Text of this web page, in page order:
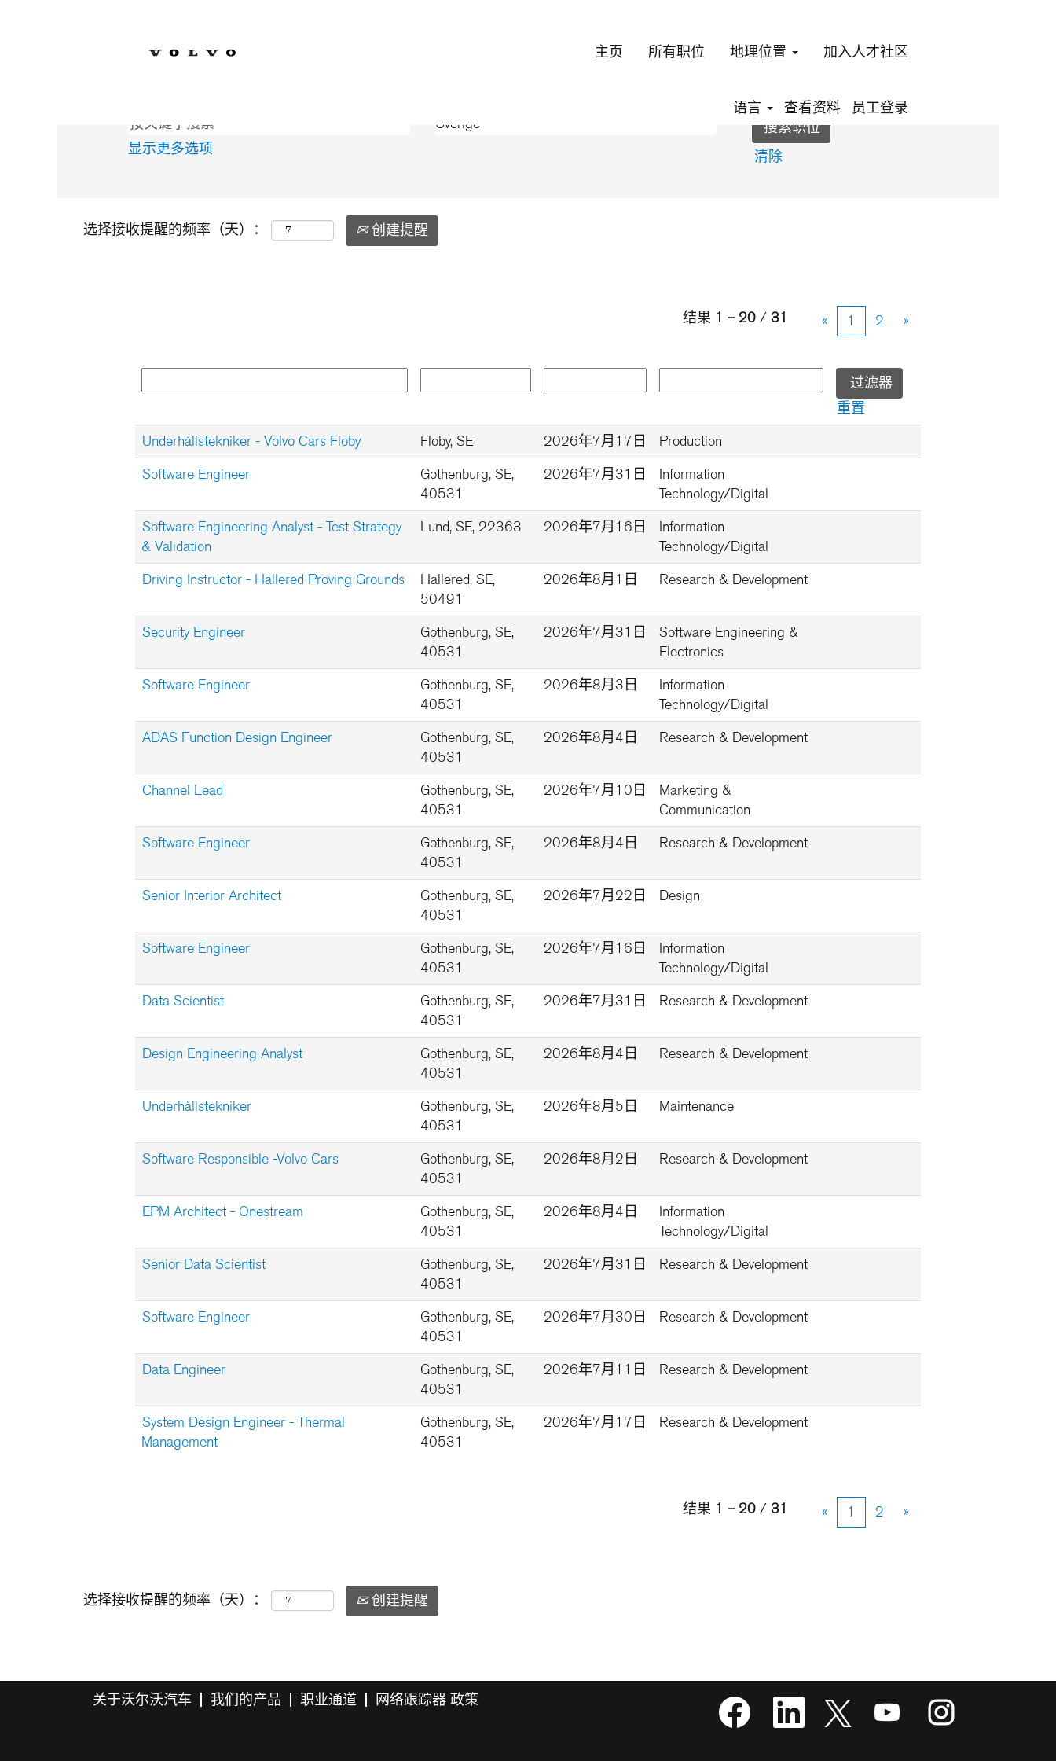
主页 所有职位 地理位置 加入人才社区
语言 查看资料 员工登录
显示更多选项 清除
选择接收提醒的频率（天）： 创建提醒
结果 1 – 20 / 31 « 1 2 »
重置
Underhållstekniker - Volvo Cars Floby
Floby, SE 2026年7月17日
Production
Software Engineer
Gothenburg, SE,
40531
2026年7月31日
Information
Technology/Digital
Software Engineering Analyst - Test Strategy
& Validation
Lund, SE, 22363 2026年7月16日
Information
Technology/Digital
Driving Instructor - Hällered Proving Grounds
Hallered, SE,
50491
2026年8月1日 Research & Development
Security Engineer
Gothenburg, SE,
40531
2026年7月31日
Software Engineering &
Electronics
Software Engineer
Gothenburg, SE,
40531
2026年8月3日
Information
Technology/Digital
ADAS Function Design Engineer
Gothenburg, SE,
40531
2026年8月4日 Research & Development
Channel Lead
Gothenburg, SE,
40531
2026年7月10日
Marketing &
Communication
Software Engineer
Gothenburg, SE,
40531
2026年8月4日 Research & Development
Senior Interior Architect
Gothenburg, SE,
40531
2026年7月22日 Design
Software Engineer
Gothenburg, SE,
40531
2026年7月16日
Information
Technology/Digital
Data Scientist
Gothenburg, SE,
40531
2026年7月31日 Research & Development
Design Engineering Analyst
Gothenburg, SE,
40531
2026年8月4日 Research & Development
Underhållstekniker
Gothenburg, SE,
40531
2026年8月5日 Maintenance
Software Responsible -Volvo Cars
Gothenburg, SE,
40531
2026年8月2日 Research & Development
EPM Architect - Onestream
Gothenburg, SE,
40531
2026年8月4日
Information
Technology/Digital
Senior Data Scientist
Gothenburg, SE,
40531
2026年7月31日 Research & Development
Software Engineer
Gothenburg, SE,
40531
2026年7月30日 Research & Development
Data Engineer
Gothenburg, SE,
40531
2026年7月11日 Research & Development
System Design Engineer - Thermal
Management
Gothenburg, SE,
40531
2026年7月17日 Research & Development
结果 1 – 20 / 31 « 1 2 »
选择接收提醒的频率（天）： 创建提醒
关于沃尔沃汽车 我们的产品 职业通道 网络跟踪器 政策
在
新
选
在
新
选
在
新
在
新
在
新
选